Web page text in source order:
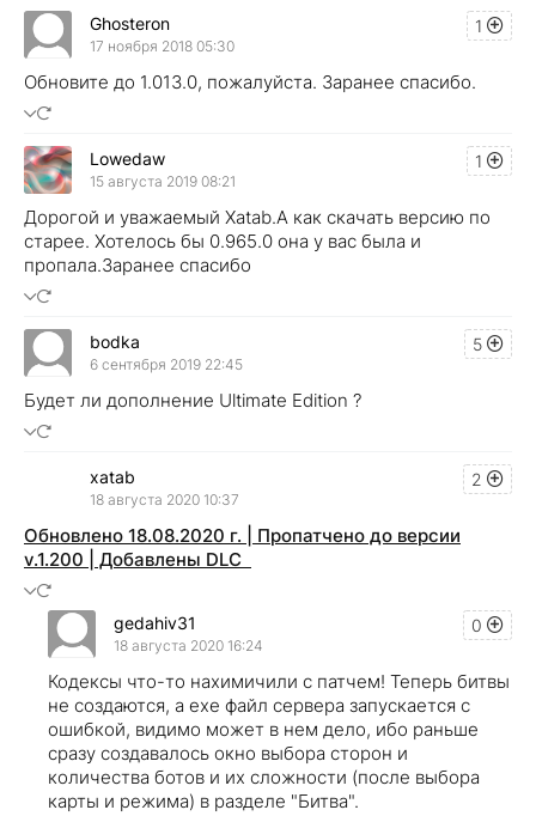
1
Ghosteron
17 ноября 2018 05:30
Обновите до 1.013.0, пожалуйста. Заранее спасибо.
1
Lowedaw
15 августа 2019 08:21
Дорогой и уважаемый Xatab.А как скачать версию по
старее. Хотелось бы 0.965.0 она у вас была и
пропала.Заранее спасибо
5
bodka
6 сентября 2019 22:45
Будет ли дополнение Ultimate Edition ?
2
xatab
18 августа 2020 10:37
Обновлено 18.08.2020 г. | Пропатчено до версии
v.1.200 | Добавлены DLC
0
gedahiv31
18 августа 2020 16:24
Кодексы что-то нахимичили с патчем! Теперь битвы
не создаются, а exe файл сервера запускается с
ошибкой, видимо может в нем дело, ибо раньше
сразу создавалось окно выбора сторон и
количества ботов и их сложности (после выбора
карты и режима) в разделе "Битва".